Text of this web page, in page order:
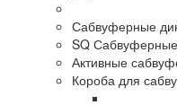
Сабвуферные
SQ
Активные
Короба для